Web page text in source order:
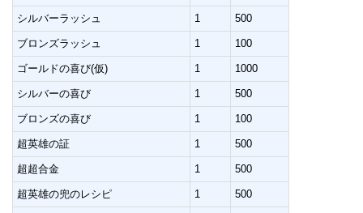
シルバーラッシュ 1 500
ブロンズラッシュ 1 100
ゴールドの喜び(仮) 1 1000
シルバーの喜び 1 500
ブロンズの喜び 1 100
超英雄の証 1 500
超超合金 1 500
超英雄の兜のレシピ 1 500